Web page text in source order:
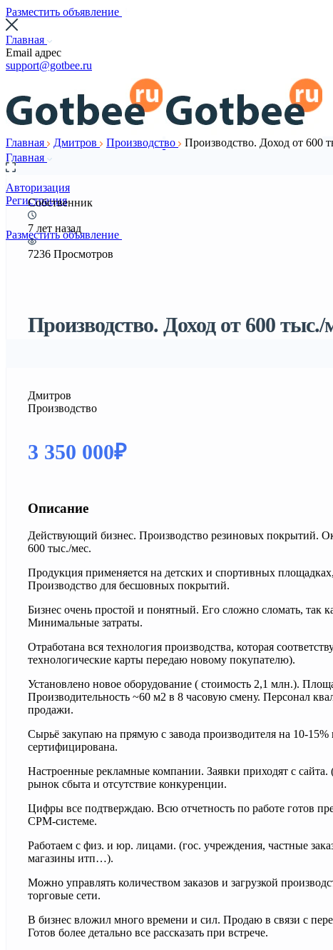
Разместить объявление
Главная
Email адрес
support@gotbee.ru
Главная
Авторизация
Регистрация
Разместить объявление
Главная Дмитров Производство Производство. Доход от 600
Собственник
7 лет назад
7236 Просмотров
Производство. Доход от 600 тыс./
Дмитров
Производство
3 350 000₽
Описание
Действующий бизнес. Производство резиновых покрытий.
600 тыс./мес.
Продукция применяется на детских и спортивных
Производство для бесшовных покрытий.
Бизнес очень простой и понятный. Его сложно сломать, так
Минимальные затраты.
Отработана вся технология производства, которая
технологические карты передаю новому покупателю).
Установлено новое оборудование ( стоимость 2,1 млн.).
Производительность ~60 м2 в 8 часовую смену. Персонал
продажи.
Сырьё закупаю на прямую с завода производителя на 10-
сертифицирована.
Настроенные рекламные компании. Заявки приходят с
рынок сбыта и отсутствие конкуренции.
Цифры все подтверждаю. Всю отчетность по работе готов
СРМ-системе.
Работаем с физ. и юр. лицами. (гос. учреждения, частные
магазины итп…).
Можно управлять количеством заказов и загрузкой
торговые сети.
В бизнес вложил много времени и сил. Продаю в связи с
Готов более детально все рассказать при встрече.